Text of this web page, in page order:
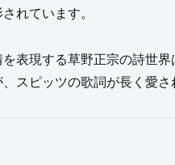
れています。
表現する草野正宗の詩世
スピッツの歌詞が長く愛さ